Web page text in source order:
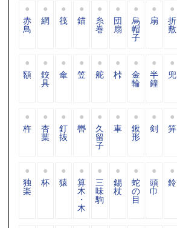
赤
鳥
網 筏 錨 糸
巻
団
扇
烏
帽
子
扇 折
敷
額 鉸
具
傘 笠 舵 桛 金
輪
半
鐘
兜
杵 杏
葉
釘
抜
轡 久
留
子
車 鍬
形
剣 笄
独
楽
杯 猿 算
木
・
木
三
味
駒
錫
杖
蛇
の
目
頭
巾
鈴